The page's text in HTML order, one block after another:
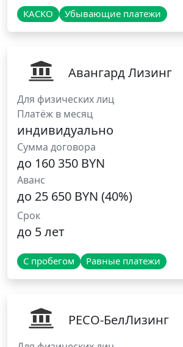
КАСКО Убывающие платежи
Авангард Лизинг
Для физических лиц
Платёж в месяц
индивидуально
Сумма договора
до 160 350 BYN
Аванс
до 25 650 BYN (40%)
Срок
до 5 лет
С пробегом Равные платежи
РЕСО-БелЛизинг